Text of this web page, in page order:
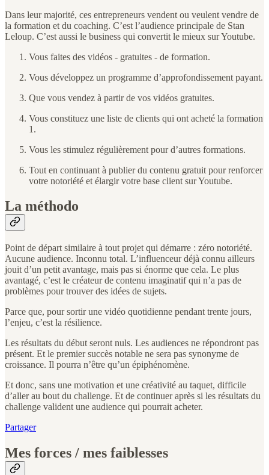
Dans leur majorité, ces entrepreneurs vendent ou veulent vendre de
la formation et du coaching. C’est l’audience principale de Stan
Leloup. C’est aussi le business qui convertit le mieux sur Youtube.
Vous faites des vidéos - gratuites - de formation.
Vous développez un programme d’approfondissement payant.
Que vous vendez à partir de vos vidéos gratuites.
Vous constituez une liste de clients qui ont acheté la formation
1.
Vous les stimulez régulièrement pour d’autres formations.
Tout en continuant à publier du contenu gratuit pour renforcer
votre notoriété et élargir votre base client sur Youtube.
La méthodo
Point de départ similaire à tout projet qui démarre : zéro notoriété.
Aucune audience. Inconnu total. L’influenceur déjà connu ailleurs
jouit d’un petit avantage, mais pas si énorme que cela. Le plus
avantagé, c’est le créateur de contenu imaginatif qui n’a pas de
problèmes pour trouver des idées de sujets.
Parce que, pour sortir une vidéo quotidienne pendant trente jours,
l’enjeu, c’est la résilience.
Les résultats du début seront nuls. Les audiences ne répondront pas
présent. Et le premier succès notable ne sera pas synonyme de
croissance. Il pourra n’être qu’un épiphénomène.
Et donc, sans une motivation et une créativité au taquet, difficile
d’aller au bout du challenge. Et de continuer après si les résultats du
challenge valident une audience qui pourrait acheter.
Partager
Mes forces / mes faiblesses